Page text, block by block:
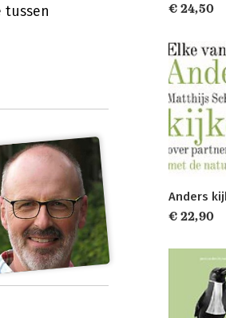
€ 24,50
Anders
€ 22,90